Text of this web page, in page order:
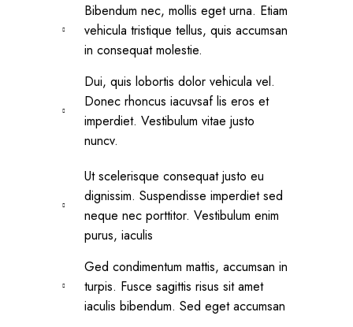
Bibendum nec, mollis eget urna. Etiam
vehicula tristique tellus, quis accumsan
in consequat molestie.
Dui, quis lobortis dolor vehicula vel.
Donec rhoncus iacuvsaf lis eros et
imperdiet. Vestibulum vitae justo
nuncv.
Ut scelerisque consequat justo eu
dignissim. Suspendisse imperdiet sed
neque nec porttitor. Vestibulum enim
purus, iaculis
Ged condimentum mattis, accumsan in
turpis. Fusce sagittis risus sit amet
iaculis bibendum. Sed eget accumsan